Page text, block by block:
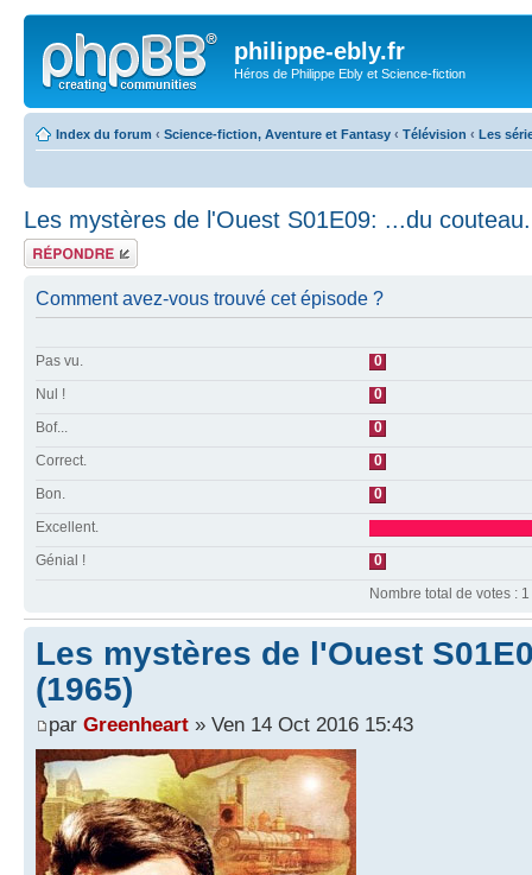
philippe-ebly.fr
Héros de Philippe Ebly et Science-fiction
Index du forum ‹ Science-fiction, Aventure et Fantasy ‹ Télévision ‹ Les
Les mystères de l'Ouest S01E09: ...du
Répondre
Comment avez-vous trouvé cet épisode ?
Pas vu.
0
Nul !
0
Bof...
0
Correct.
0
Bon.
0
Excellent.
Génial !
0
Nombre total de votes : 1
Les mystères de l'Ouest
(1965)
par Greenheart » Ven 14 Oct 2016 15:43